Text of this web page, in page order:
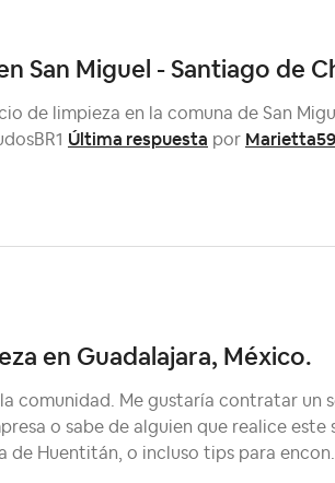
San Miguel - Santiago de
de limpieza en la comuna de San
Última respuesta por Marietta59
en Guadalajara, México.
la comunidad. Me gustaría contratar un
o sabe de alguien que realice este
de Huentitán, o incluso tips para